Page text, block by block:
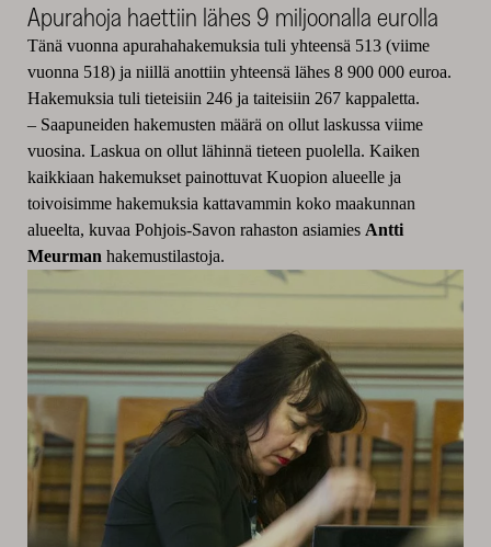
Apurahoja haettiin lähes 9 miljoonalla eurolla
Tänä vuonna apurahahakemuksia tuli yhteensä 513 (viime
vuonna 518) ja niillä anottiin yhteensä lähes 8 900 000 euroa.
Hakemuksia tuli tieteisiin 246 ja taiteisiin 267 kappaletta.
– Saapuneiden hakemusten määrä on ollut laskussa viime
vuosina. Laskua on ollut lähinnä tieteen puolella. Kaiken
kaikkiaan hakemukset painottuvat Kuopion alueelle ja
toivoisimme hakemuksia kattavammin koko maakunnan
alueelta, kuvaa Pohjois-Savon rahaston asiamies Antti
Meurman hakemustilastoja.